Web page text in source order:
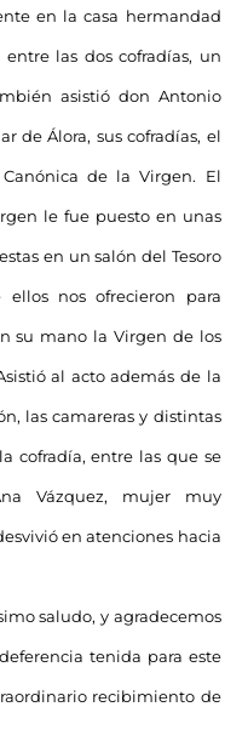
en la casa hermandad
las dos cofradías, un
asistió don Antonio
de Álora, sus cofradías, el
de la Virgen. El
le fue puesto en unas
en un salón del Tesoro
nos ofrecieron para
su mano la Virgen de los
al acto además de la
las camareras y distintas
cofradía, entre las que se
Vázquez, mujer muy
en atenciones hacia
saludo, y agradecemos
tenida para este
recibimiento de